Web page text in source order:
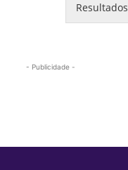
Resultados
- Publicidade -